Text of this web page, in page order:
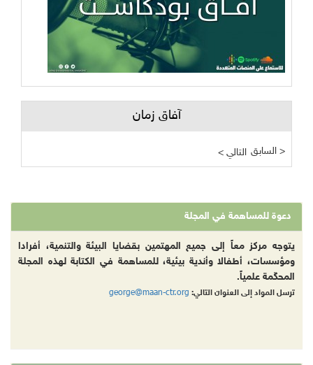
آفاق زمان
< التالي السابق >
دعوة للمساهمة في المجلة
يتوجه مركز معاً إلى جميع المهتمين بقضايا البيئة والتنمية، أفرادا
ومؤسسات، أطفالا وأندية بيئية، للمساهمة في الكتابة لهذه المجلة
المحكّمة علمياً.
ترسل المواد إلى العنوان التالي: george@maan-ctr.org